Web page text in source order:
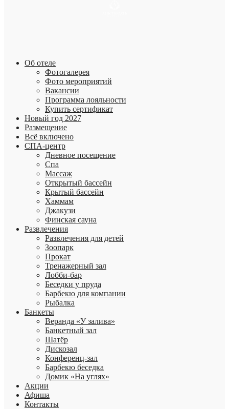
Об отеле
Фотогалерея
Фото мероприятий
Вакансии
Программа лояльности
Купить сертификат
Новый год 2027
Размещение
Всё включено
СПА-центр
Дневное посещение
Спа
Массаж
Открытый бассейн
Крытый бассейн
Хаммам
Джакузи
Финская сауна
Развлечения
Развлечения для детей
Зоопарк
Прокат
Тренажерный зал
Лобби-бар
Беседки у пруда
Барбекю для компании
Рыбалка
Банкеты
Веранда «У залива»
Банкетный зал
Шатёр
Дискозал
Конференц-зал
Барбекю беседка
Домик «На углях»
Акции
Афиша
Контакты